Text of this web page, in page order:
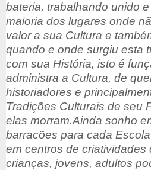
bateria, trabalhando unido
maioria dos lugares onde
valor a sua Cultura e
quando e onde surgiu esta
com sua História, isto é
administra a Cultura, de
historiadores e
Tradições Culturais de seu
elas morram.Ainda sonho
barracões para cada
em centros de criatividades
crianças, jovens, adultos